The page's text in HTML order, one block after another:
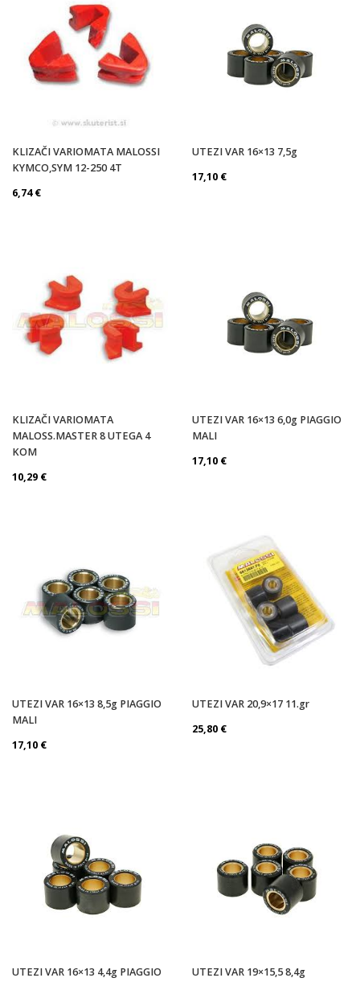
KLIZAČI VARIOMATA MALOSSI
KYMCO,SYM 12-250 4T
6,74€
UTEZI VAR 16×13 7,5g
17,10 €
KLIZAČI VARIOMATA
MALOSS.MASTER 8 UTEGA 4
KOM
10,29 €
UTEZI VAR 16×13 6,0g PIAGGIO
MALI
17,10 €
UTEZI VAR 16×13 8,5g PIAGGIO
MALI
17,10 €
UTEZI VAR 20,9×17 11.gr
25,80 €
UTEZI VAR 16×13 4,4g PIAGGIO
UTEZI VAR 19×15,5 8,4g